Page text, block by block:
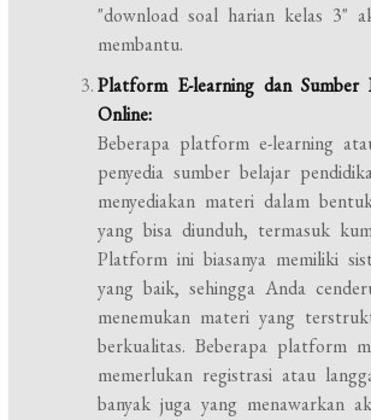
"download soal harian kelas 3"
membantu.
Platform E-learning dan Sumber
Online:
Beberapa platform e-learning
penyedia sumber belajar
menyediakan materi dalam
yang bisa diunduh, termasuk
Platform ini biasanya memiliki
yang baik, sehingga Anda
menemukan materi yang
berkualitas. Beberapa platform
memerlukan registrasi atau
banyak juga yang menawarkan